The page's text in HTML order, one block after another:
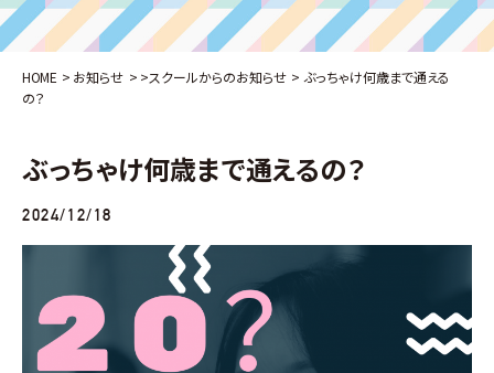
HOME > お知らせ > >スクールからのお知らせ > ぶっちゃけ何歳まで通える
の？
ぶっちゃけ何歳まで通えるの？
2024/12/18